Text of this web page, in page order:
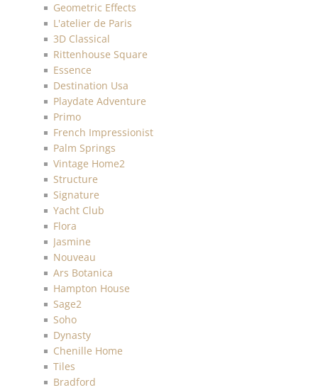
Geometric Effects
L'atelier de Paris
3D Classical
Rittenhouse Square
Essence
Destination Usa
Playdate Adventure
Primo
French Impressionist
Palm Springs
Vintage Home2
Structure
Signature
Yacht Club
Flora
Jasmine
Nouveau
Ars Botanica
Hampton House
Sage2
Soho
Dynasty
Chenille Home
Tiles
Bradford